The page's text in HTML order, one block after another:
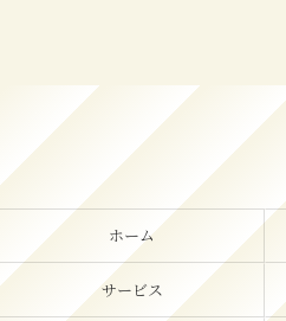
ホーム
サービス